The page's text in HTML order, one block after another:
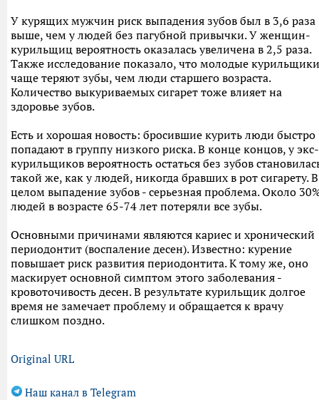
У курящих мужчин риск выпадения зубов был в 3,6 раза
выше, чем у людей без пагубной привычки. У женщин-
курильщиц вероятность оказалась увеличена в 2,5 раза.
Также исследование показало, что молодые курильщики
чаще теряют зубы, чем люди старшего возраста.
Количество выкуриваемых сигарет тоже влияет на
здоровье зубов.
Есть и хорошая новость: бросившие курить люди быстро
попадают в группу низкого риска. В конце концов, у экс-
курильщиков вероятность остаться без зубов
такой же, как у людей, никогда бравших в рот сигарету. В
целом выпадение зубов - серьезная проблема. Около
людей в возрасте 65-74 лет потеряли все зубы.
Основными причинами являются кариес и хронический
периодонтит (воспаление десен). Известно: курение
повышает риск развития периодонтита. К тому же, оно
маскирует основной симптом этого заболевания -
кровоточивость десен. В результате курильщик долгое
время не замечает проблему и обращается к врачу
слишком поздно.
Original URL
Наш канал в Telegram